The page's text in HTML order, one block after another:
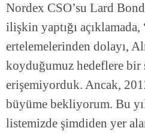
Nordex CSO’su Lard
ilişkin yaptığı açıklamada,
ertelemelerinden dolayı,
koyduğumuz hedeflere bir
erişemiyorduk. Ancak,
büyüme bekliyorum. Bu
listemizde şimdiden yer